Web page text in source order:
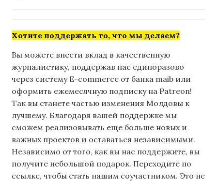
Хотите поддержать то, что мы делаем?
Вы можете внести вклад в качественную
журналистику, поддержав нас единоразово
через систему E-commerce от банка maib или
оформить ежемесячную подписку на Patreon!
Так вы станете частью изменения Молдовы к
лучшему. Благодаря вашей поддержке мы
сможем реализовывать еще больше новых и
важных проектов и оставаться независимыми.
Независимо от того, как вы нас поддержите, вы
получите небольшой подарок. Переходите по
ссылке, чтобы стать нашим соучастником. Это не